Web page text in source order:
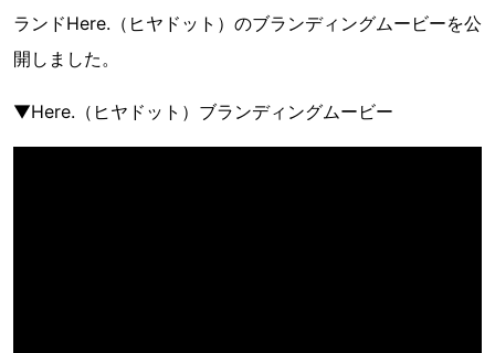
ランドHere.（ヒヤドット）のブランディングムービーを公
開しました。
▼Here.（ヒヤドット）ブランディングムービー